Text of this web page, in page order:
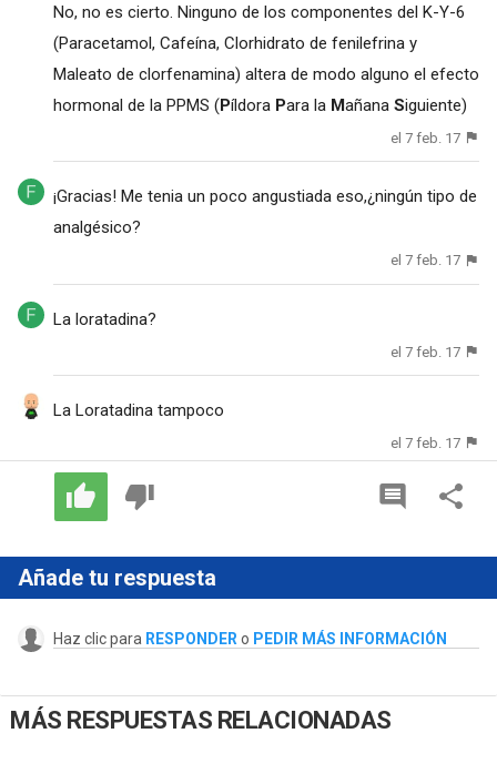
No, no es cierto. Ninguno de los componentes del K-Y-6
(Paracetamol, Cafeína, Clorhidrato de fenilefrina y
Maleato de clorfenamina) altera de modo alguno el efecto
hormonal de la PPMS (Píldora Para la Mañana Siguiente)
el 7 feb. 17
¡Gracias! Me tenia un poco angustiada eso,¿ningún tipo de
analgésico?
el 7 feb. 17
La loratadina?
el 7 feb. 17
La Loratadina tampoco
el 7 feb. 17
Añade tu respuesta
Haz clic para RESPONDER o PEDIR MÁS INFORMACIÓN
MÁS RESPUESTAS RELACIONADAS